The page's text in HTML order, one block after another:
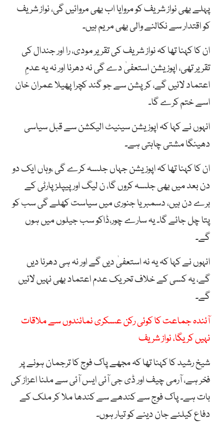
پہلے بھی نواز شریف کو مروایا اب بھی مروائیں گی، نواز شریف
کو اقتدار سے نکالنے والی بھی مریم ہیں۔
ان کا کہنا تھا کہ نواز شریف کی تقریر مودی، را اور جندال کی
تقریر تھی، اپوزیشن استعفیٰ دے گی نہ دھرنا اور نہ یہ عدمِ
اعتماد لائیں گے، کرپشن سے جو گند کچرا پھیلا عمران خان
اسے ختم کرے گا۔
انہوں نے کہا کہ اپوزیشن سینیٹ الیکشن سے قبل سیاسی
دھینگا مشتی چاہتی ہے۔
ان کا کہنا تھا کہ اپوزیشن جہاں جلسہ کرے گی ،وہاں ایک دو
دن بعد میں بھی جلسہ کروں گا، ن لیگ اور پیپلزپارٹی کے
برے دن ہیں، دسمبر یا جنوری میں سیاست کھلے گی سب کو
پتا چل جائے گا۔ یہ سارے چور،ڈاکو سب جیلوں میں ہوں
گے۔
انہوں نے کہا کہ یہ نہ استعفیٰ دیں گے اور نہ ہی دھرنا دیں
گے، یہ کسی کے خلاف تحریک عدم اعتماد بھی نہیں لائیں
گے۔
آئندہ جماعت کا کوئی رکن عسکری نمائندوں سے ملاقات
نہیں کریگا، نواز شریف
شیخ رشید کا کہنا تھا کہ مجھے پاک فوج کا ترجمان ہونے پر
فخر ہے، آرمی چیف اور ڈی جی آئی ایس آئی سے ملنا اعزاز کی
بات ہے۔ پاک فوج سے کندھے سے کندھا ملا کر ملک کے
دفاع کیلئے جان دینے کو تیار ہوں۔